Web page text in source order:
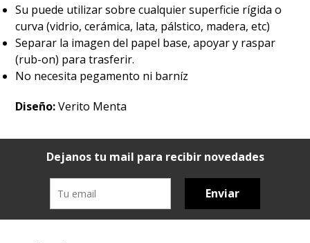
Su puede utilizar sobre cualquier superficie rígida o
curva (vidrio, cerámica, lata, pálstico, madera, etc)
Separar la imagen del papel base, apoyar y raspar
(rub-on) para trasferir.
No necesita pegamento ni barníz
Diseño:Verito Menta
Dejanos tu mail para recibir novedades
Enviar